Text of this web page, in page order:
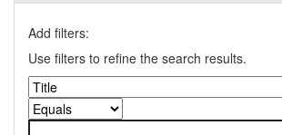
Add filters:
Use filters to refine the search results.